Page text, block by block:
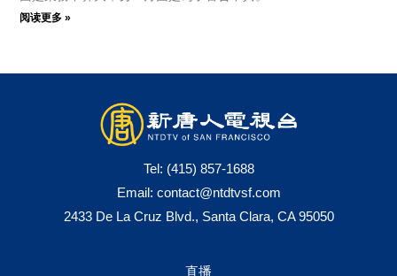
阅读更多 »
Tel: (415) 857-1688
Email: contact@ntdtvsf.com
2433 De La Cruz Blvd., Santa Clara, CA 95050
直播